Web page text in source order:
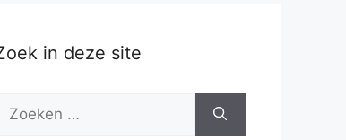
in deze site
Zoek